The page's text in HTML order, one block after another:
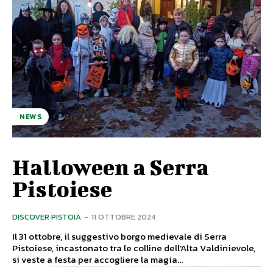
NEWS
Halloween a Serra
Pistoiese
DISCOVER PISTOIA - 11 OTTOBRE 2024
Il 31 ottobre, il suggestivo borgo medievale di Serra
Pistoiese, incastonato tra le colline dell'Alta Valdinievole,
si veste a festa per accogliere la magia...